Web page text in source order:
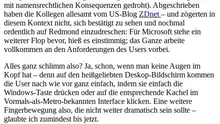
mit namensrechtlichen Konsequenzen gedroht). Abgeschrieben
haben die Kollegen allesamt vom US-Blog ZDnet– und zögerten in
diesem Kontext nicht, sich bestätigt zu sehen und nochmal
ordentlich auf Redmond einzudreschen: Für Microsoft stehe ein
weiterer Flop bevor, hieß es einstimmig; das Ganze arbeite
vollkommen an den Anforderungen des Users vorbei.
Alles ganz schlimm also? Ja, schon, wenn man keine Augen im
Kopf hat – denn auf den heißgeliebten Deskop-Bildschirm kommen
die User nach wie vor ganz einfach, indem sie einfach die
Windows-Taste drücken oder auf die entsprechende Kachel im
Vormals-als-Metro-bekannten Interface klicken. Eine weitere
Fingerbewegung also, die nicht weiter dramatisch sein sollte –
glaubte ich zumindest bis jetzt.